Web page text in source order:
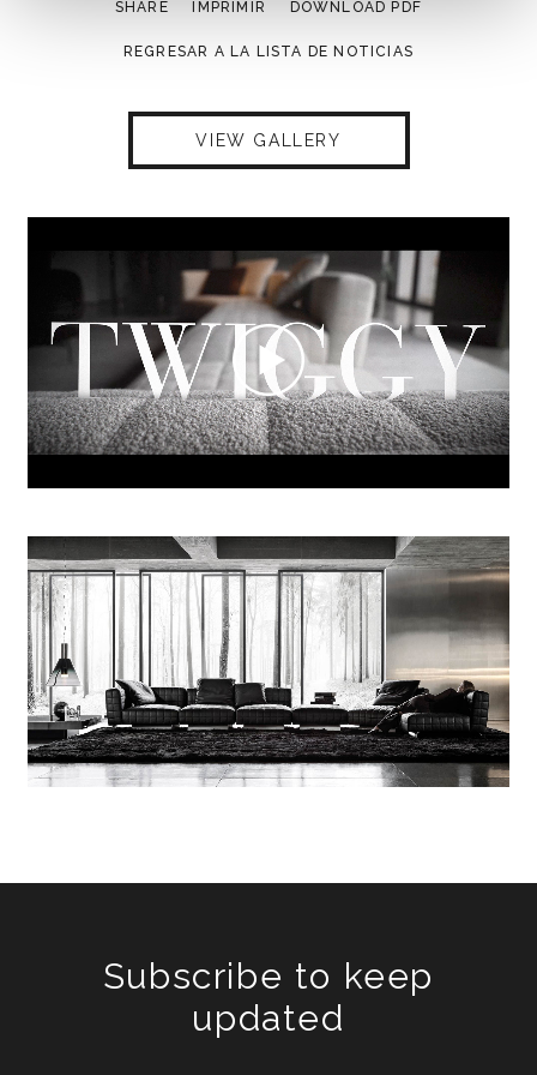
VIEW GALLERY
SHARE IMPRIMIR DOWNLOAD PDF
REGRESAR A LA LISTA DE NOTICIAS
Subscribe to keep
updated